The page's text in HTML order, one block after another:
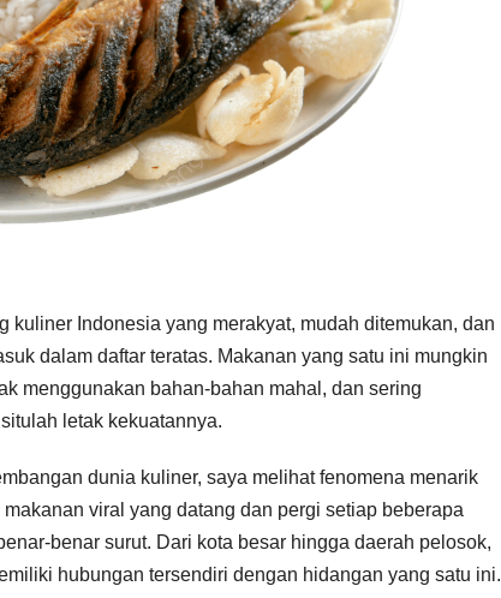
kuliner Indonesia yang merakyat, mudah ditemukan, dan
dalam daftar teratas. Makanan yang satu ini mungkin
menggunakan bahan-bahan mahal, dan sering
letak kekuatannya.
dunia kuliner, saya melihat fenomena menarik
viral yang datang dan pergi setiap beberapa
benar surut. Dari kota besar hingga daerah pelosok,
hubungan tersendiri dengan hidangan yang satu ini.